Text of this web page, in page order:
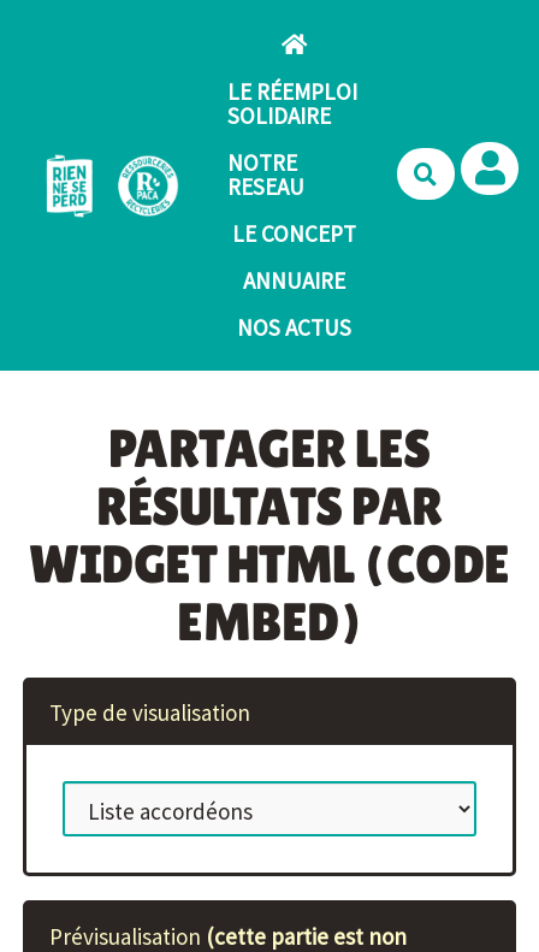
LE RÉEMPLOI
SOLIDAIRE
NOTRE
RESEAU
LE CONCEPT
ANNUAIRE
NOS ACTUS
PARTAGER LES
RÉSULTATS PAR
WIDGET HTML (CODE
EMBED)
Type de visualisation
Prévisualisation (cette partie est non